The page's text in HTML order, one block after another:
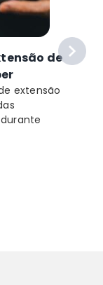
de
extensão